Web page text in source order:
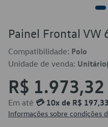
Painel Frontal VW
Compatibilidade: Polo
Unidade de venda:
R$ 1.973,32
Em até 💳 10x de R$ 197,33
Informações sobre condições